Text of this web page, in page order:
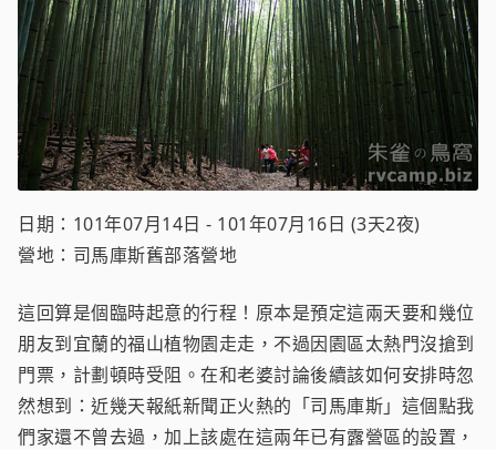
日期：101年07月14日 - 101年07月16日 (3天2夜)
營地：司馬庫斯舊部落營地
這回算是個臨時起意的行程！原本是預定這兩天要和幾位
朋友到宜蘭的福山植物園走走，不過因園區太熱門沒搶到
門票，計劃頓時受阻。在和老婆討論後續該如何安排時忽
然想到：近幾天報紙新聞正火熱的「司馬庫斯」這個點我
們家還不曾去過，加上該處在這兩年已有露營區的設置，